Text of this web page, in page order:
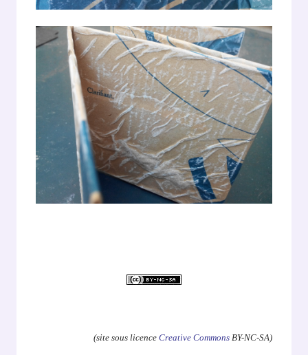
(site sous licence Creative CommonsBY-NC-SA)